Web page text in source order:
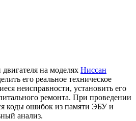
на моделях Ниссан
его реальное техническое
неисправности, установить его
ремонта. При проведении
коды ошибок из памяти ЭБУ и
анализ.